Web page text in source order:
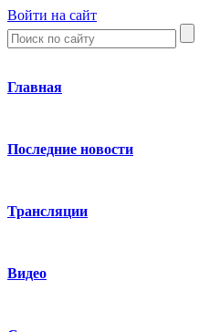
Войти на сайт
Главная
Последние новости
Трансляции
Видео